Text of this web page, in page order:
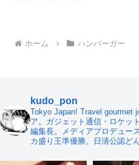
ホーム ハンバーガー
kudo_pon
Tokyo Japan! Travel
ア。ガジェット通信・ロケッ
編集長。メディアプロデュー
カ盛り王準優勝。日清公認ど